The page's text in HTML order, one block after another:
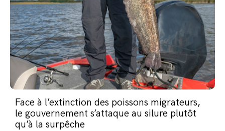
Face à l’extinction des poissons migrateurs,
le gouvernement s’attaque au silure plutôt
qu’à la surpêche